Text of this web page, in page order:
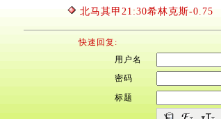
北马其甲21:30希林克斯-0.75
快速回复:
用户名
密码
标题